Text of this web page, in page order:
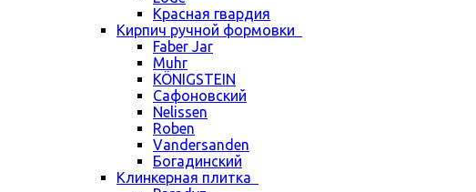
Красная гвардия
Кирпич ручной формовки
Faber Jar
Muhr
KÖNIGSTEIN
Сафоновский
Nelissen
Roben
Vandersanden
Богадинский
Клинкерная плитка